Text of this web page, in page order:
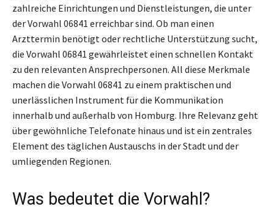
zahlreiche Einrichtungen und Dienstleistungen, die unter
der Vorwahl 06841 erreichbar sind. Ob man einen
Arzttermin benötigt oder rechtliche Unterstützung sucht,
die Vorwahl 06841 gewährleistet einen schnellen Kontakt
zu den relevanten Ansprechpersonen. All diese Merkmale
machen die Vorwahl 06841 zu einem praktischen und
unerlässlichen Instrument für die Kommunikation
innerhalb und außerhalb von Homburg. Ihre Relevanz geht
über gewöhnliche Telefonate hinaus und ist ein zentrales
Element des täglichen Austauschs in der Stadt und der
umliegenden Regionen.
Was bedeutet die Vorwahl?